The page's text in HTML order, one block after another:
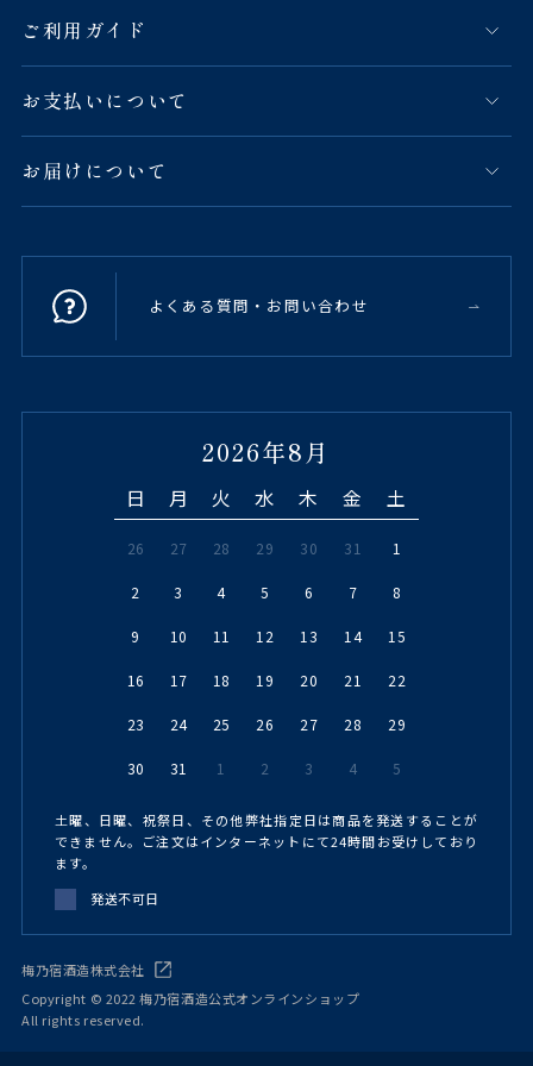
ご利用ガイド
お支払いについて
お届けについて
よくある質問・お問い合わせ
2026年8月
日 月 火 水 木 金 土
26 27 28 29 30 31 1
2 3 4 5 6 7 8
9 10 11 12 13 14 15
16 17 18 19 20 21 22
23 24 25 26 27 28 29
30 31 1 2 3 4 5
土曜、日曜、祝祭日、その他弊社指定日は商品を発送することが
できません。ご注文はインターネットにて24時間お受けしており
ます。
発送不可日
梅乃宿酒造株式会社
Copyright © 2022 梅乃宿酒造公式オンラインショップ
All rights reserved.